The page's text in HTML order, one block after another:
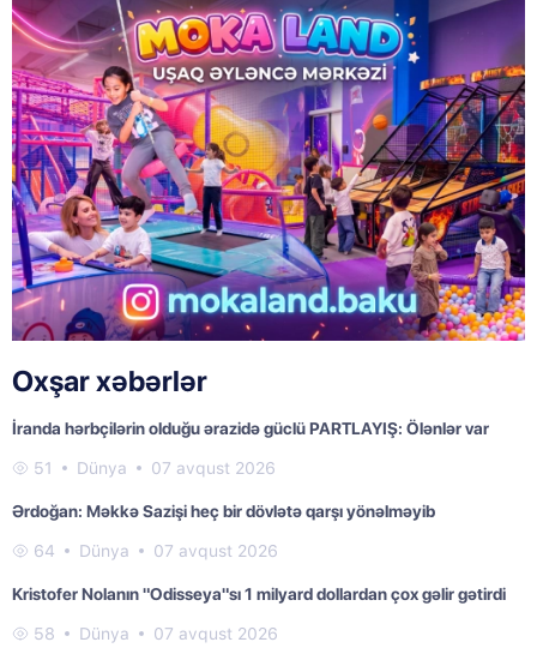
Oxşar xəbərlər
İranda hərbçilərin olduğu ərazidə güclü PARTLAYIŞ: Ölənlər var
51 Dünya 07 avqust 2026
Ərdoğan: Məkkə Sazişi heç bir dövlətə qarşı yönəlməyib
64 Dünya 07 avqust 2026
Kristofer Nolanın "Odisseya"sı 1 milyard dollardan çox gəlir gətirdi
58 Dünya 07 avqust 2026